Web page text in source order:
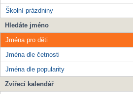
Školní prázdniny
Hledáte jméno
Jména pro děti
Jména dle četnosti
Jména dle popularity
Zvířecí kalendář